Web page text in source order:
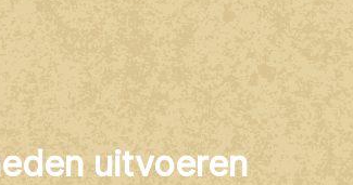
uitvoeren